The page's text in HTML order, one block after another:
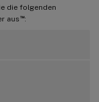
die folgenden
aus ™: